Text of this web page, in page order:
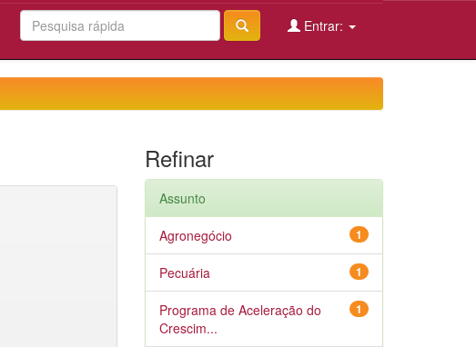
Entrar:
Refinar
Assunto
1
Agronegócio
1
Pecuária
1
Programa de Aceleração do
Crescim...